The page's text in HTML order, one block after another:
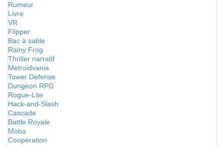
Rumeur
Livre
VR
Flipper
Bac à sable
Rainy Frog
Thriller narratif
Metroidvania
Tower Defense
Dungeon RPG
Rogue-Lite
Hack-and-Slash
Cascade
Battle Royale
Moba
Coopération